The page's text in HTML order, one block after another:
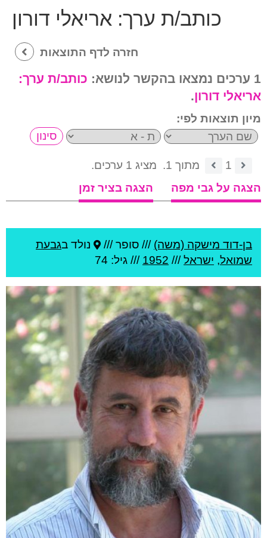
כותב/ת ערך: אריאלי דורון
חזרה לדף התוצאות
1 ערכים נמצאו בהקשר לנושא:
כותב/ת ערך:
אריאלי דורון.
מיון תוצאות לפי:
1 מתוך 1.
מציג 1 ערכים.
הצגה על גבי מפה
הצגה בציר זמן
בן-דוד מישקה (משה) /// סופר /// נולד בגבעת
שמואל, ישראל///
1952 /// גיל: 74